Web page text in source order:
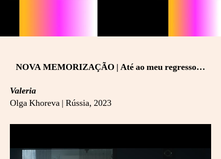
–
S
2
NOVA MEMORIZAÇÃO | Até ao meu regresso…
Valeria
Olga Khoreva | Rússia, 2023